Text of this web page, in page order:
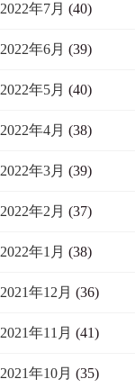
2022年7月 (40)
2022年6月 (39)
2022年5月 (40)
2022年4月 (38)
2022年3月 (39)
2022年2月 (37)
2022年1月 (38)
2021年12月 (36)
2021年11月 (41)
2021年10月 (35)